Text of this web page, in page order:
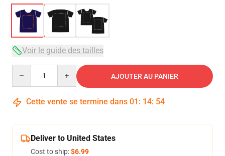
Voir le guide des tailles
AJOUTER AU PANIER
Cette vente se termine dans 01 : 14: 53
Deliver to United States
Cost to ship:$6.99